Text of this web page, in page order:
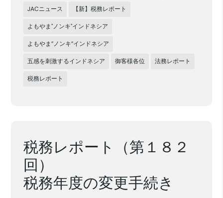
JACニュース 【新】税務レポート
よもやま"ノンキ"インドネシア
よもやま”ノンキ”インドネシア
五感を刺激するインドネシア 御客様各位 法務レポート
税務レポート
税務レポート（第１８２
回）
税務年度の変更手続き